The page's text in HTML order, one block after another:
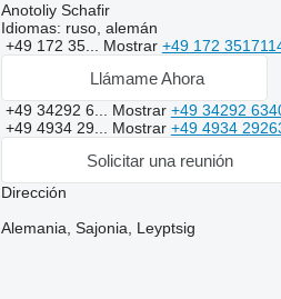
Anotoliy Schafir
Idiomas: ruso, alemán
+49 172 35... Mostrar +49 172
Llámame Ahora
+49 34292 6... Mostrar +49 34292
+49 4934 29... Mostrar +49 4934
Solicitar una reunión
Dirección
Alemania, Sajonia, Leyptsig